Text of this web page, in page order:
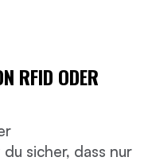
RFID ODER
sicher, dass nur